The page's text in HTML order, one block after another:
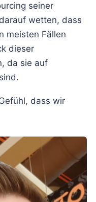
seiner
wetten, dass
meisten Fällen
dieser
da sie auf
dass wir